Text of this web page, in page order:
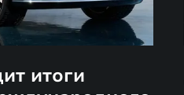
итоги